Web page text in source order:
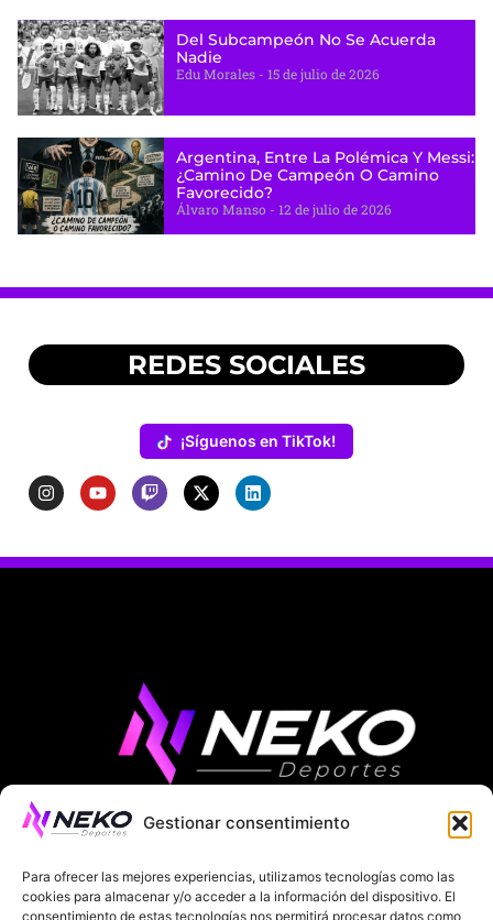
Gestionar consentimiento
Para ofrecer las mejores experiencias, utilizamos tecnologías como las
cookies para almacenar y/o acceder a la información del dispositivo. El
consentimiento de estas tecnologías nos permitirá procesar datos como
Del Subcampeón No Se Acuerda
Nadie
Edu Morales 15 de julio de 2026
Argentina, Entre La Polémica Y Messi:
¿camino De Campeón O Camino
Favorecido?
Álvaro Manso 12 de julio de 2026
REDES SOCIALES
¡Síguenos en TikTok!
ÚLTIMAS NOTICIAS COMPETICIONES EUROPEAS
LA LIGA MUNDIAL 2026 FÚTBOL INTERNACIONAL